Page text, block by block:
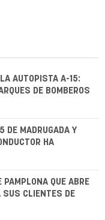
AUTOPISTA A-15:
DE BOMBEROS
DE MADRUGADA Y
HA
PAMPLONA QUE ABRE
SUS CLIENTES DE